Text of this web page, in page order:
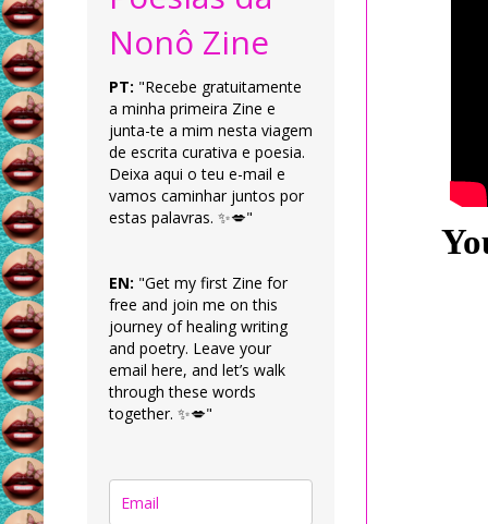
Nonô Zine
PT: "Recebe gratuitamente
a minha primeira Zine e
junta-te a mim nesta viagem
de escrita curativa e poesia.
Deixa aqui o teu e-mail e
vamos caminhar juntos por
estas palavras. ✨💋"
EN: "Get my first Zine for
free and join me on this
journey of healing writing
and poetry. Leave your
email here, and let’s walk
through these words
together. ✨💋"